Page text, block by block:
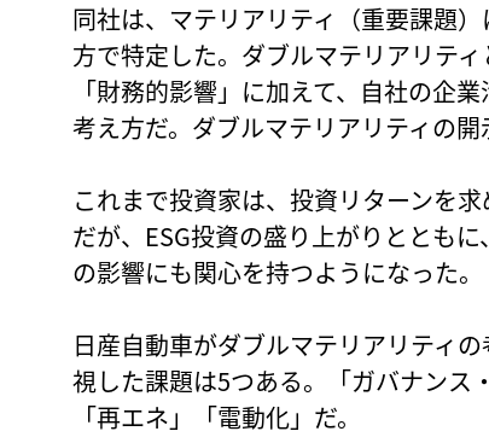
同社は、マテリアリティ（重要課題
方で特定した。ダブルマテリアリテ
「財務的影響」に加えて、自社の企
考え方だ。ダブルマテリアリティの開
これまで投資家は、投資リターンを
だが、ESG投資の盛り上がりととも
の影響にも関心を持つようになった。
日産自動車がダブルマテリアリティ
視した課題は5つある。「ガバナンス
「再エネ」「電動化」だ。